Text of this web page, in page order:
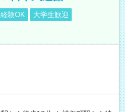
験OK
大学生歓迎